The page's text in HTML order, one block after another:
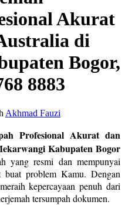
Akurat
di
Bogor,
8883
Akhmad Fauzi
Profesional Akurat dan
Kabupaten Bogor
yang resmi dan mempunyai
problem Kamu. Dengan
kepercayaan penuh dari
tersumpah dokumen.